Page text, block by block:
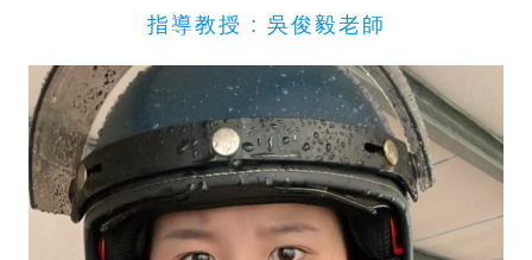
指導教授 : 吳俊毅老師